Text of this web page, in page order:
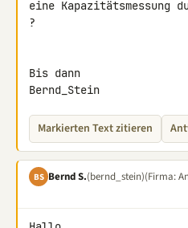
eine Kapazitätsmessung
?
Bis dann
Bernd_Stein
Markierten Text zitieren
BS Bernd S.(bernd_stein)(Firma: